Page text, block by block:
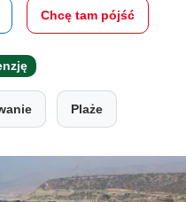
Chcę tam pójść
Plaże